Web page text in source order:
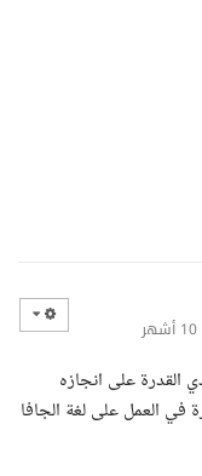
القدرة على انجازه
في العمل على لغة الجافا